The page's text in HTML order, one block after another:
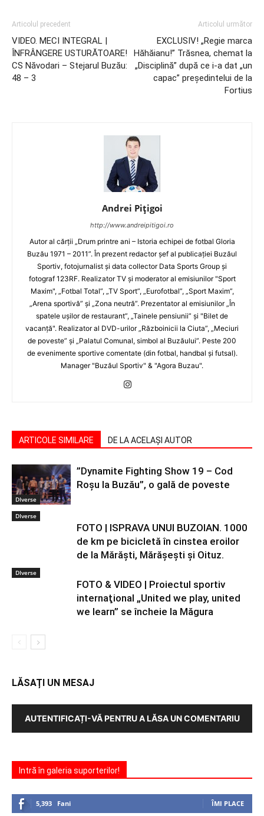
Articolul precedent
VIDEO. MECI INTEGRAL |
ÎNFRÂNGERE USTURĂTOARE!
CS Năvodari – Stejarul Buzău:
48 – 3
Articolul următor
EXCLUSIV! „Regie marca
Hăhăianu!” Trăsnea, chemat la
„Disciplină” după ce i-a dat „un
capac” preşedintelui de la
Fortius
Andrei Pițigoi
http://www.andreipitigoi.ro
Autor al cărţii „Drum printre ani – Istoria echipei de fotbal Gloria
Buzău 1971 – 2011”. În prezent redactor şef al publicaţiei Buzăul
Sportiv, fotojurnalist şi data collector Data Sports Group şi
fotograf 123RF. Realizator TV şi moderator al emisiunilor "Sport
Maxim", „Fotbal Total”, „TV Sport”, „Eurofotbal”, „Sport Maxim”,
„Arena sportivă” şi „Zona neutră”. Prezentator al emisiunilor „În
spatele uşilor de restaurant”, „Tainele pensiunii” şi "Bilet de
vacanţă". Realizator al DVD-urilor „Războinicii la Ciuta”, „Meciuri
de poveste” şi „Palatul Comunal, simbol al Buzăului”. Peste 200
de evenimente sportive comentate (din fotbal, handbal şi futsal).
Manager "Buzăul Sportiv" & "Agora Buzau".
ARTICOLE SIMILARE DE LA ACELAȘI AUTOR
DIverse
”Dynamite Fighting Show 19 – Cod
Roșu la Buzău”, o gală de poveste
DIverse
FOTO | ISPRAVA UNUI BUZOIAN. 1000
de km pe bicicletă în cinstea eroilor
de la Mărăşti, Mărăşeşti şi Oituz.
DIverse
FOTO & VIDEO | Proiectul sportiv
internaţional „United we play, united
we learn” se încheie la Măgura
LĂSAȚI UN MESAJ
AUTENTIFICAȚI-VĂ PENTRU A LĂSA UN COMENTARIU
Intră în galeria suporterilor!
5,393 Fani ÎMI PLACE